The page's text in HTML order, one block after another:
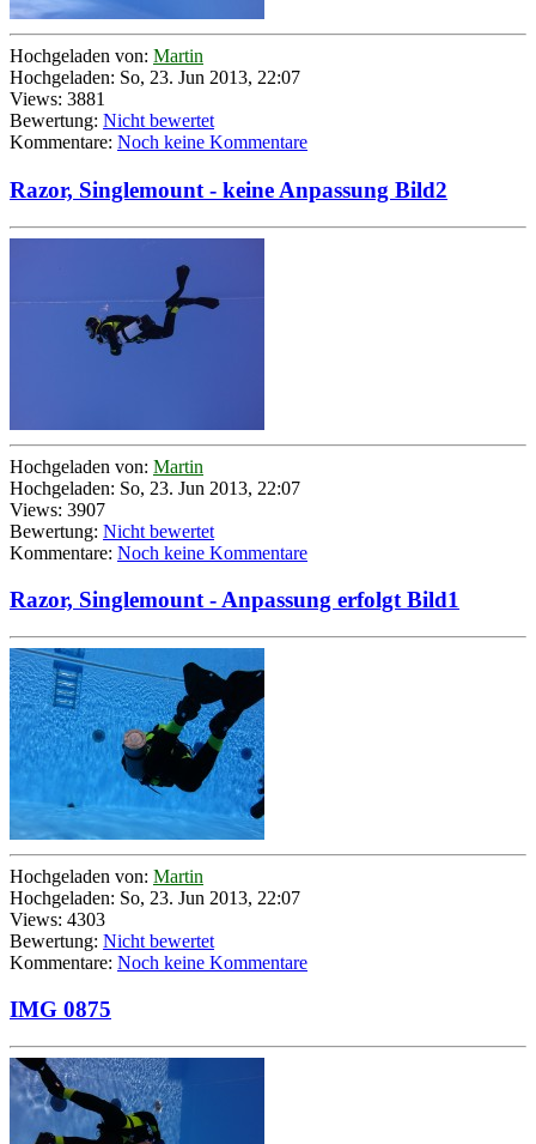
Hochgeladen von: Martin
Hochgeladen: So, 23. Jun 2013, 22:07
Views: 3881
Bewertung: Nicht bewertet
Kommentare: Noch keine Kommentare
Razor, Singlemount - keine Anpassung Bild2
Hochgeladen von: Martin
Hochgeladen: So, 23. Jun 2013, 22:07
Views: 3907
Bewertung: Nicht bewertet
Kommentare: Noch keine Kommentare
Razor, Singlemount - Anpassung erfolgt Bild1
Hochgeladen von: Martin
Hochgeladen: So, 23. Jun 2013, 22:07
Views: 4303
Bewertung: Nicht bewertet
Kommentare: Noch keine Kommentare
IMG 0875